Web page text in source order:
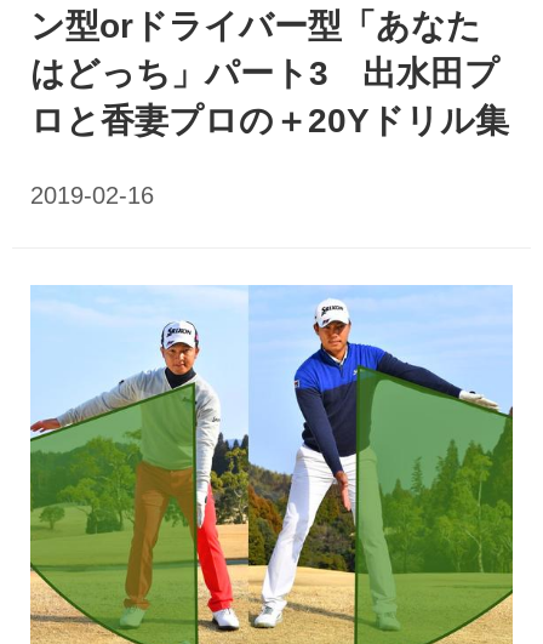
ン型orドライバー型「あなた
はどっち」パート3 出水田プ
ロと香妻プロの＋20Yドリル集